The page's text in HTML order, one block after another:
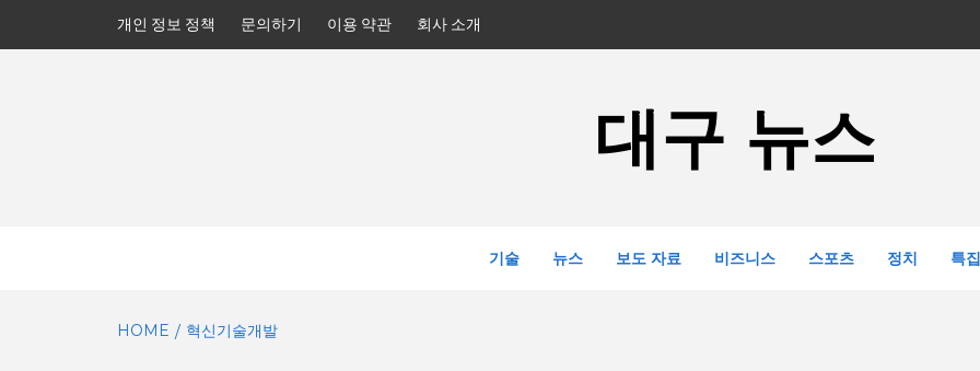
개인 정보 정책 문의하기 이용 약관 회사 소개
대구 뉴스
기술 뉴스 보도 자료 비즈니스 스포츠 정치 특집
HOME 혁신기술개발